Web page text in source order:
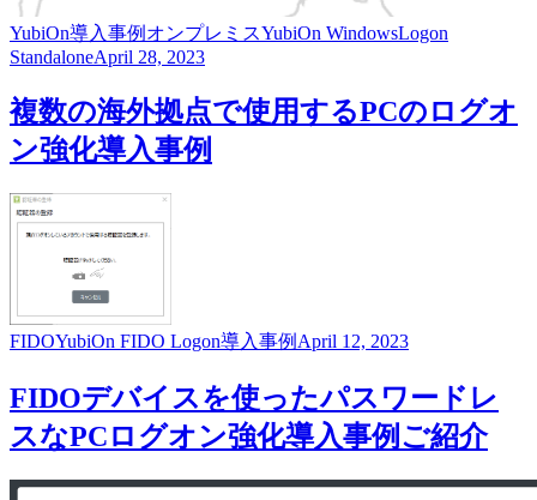
YubiOn導入事例 オンプレミスYubiOn WindowsLogon
StandaloneApril 28, 2023
複数の海外拠点で使用するPCのログオ
ン強化導入事例
FIDOYubiOn FIDO Logon導入事例 April 12, 2023
FIDOデバイスを使ったパスワードレ
スなPCログオン強化導入事例ご紹介